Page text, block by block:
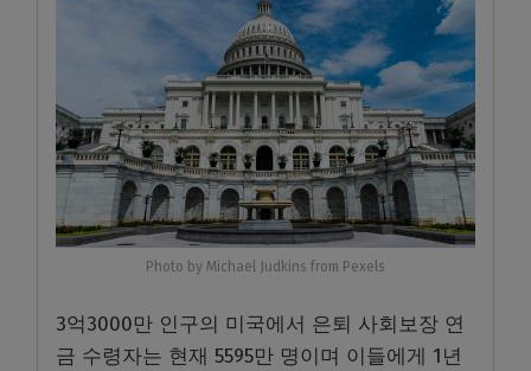
Photo by Michael Judkins from Pexels
3억3000만 인구의 미국에서 은퇴 사회보장 연
금 수령자는 현재 5595만 명이며 이들에게 1년